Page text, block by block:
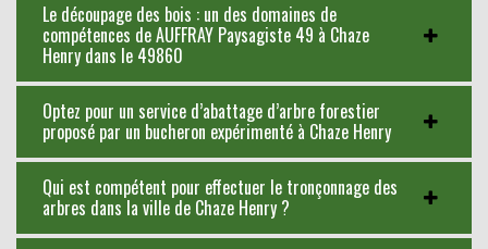
Le découpage des bois : un des domaines de
compétences de AUFFRAY Paysagiste 49 à Chaze
Henry dans le 49860
Optez pour un service d’abattage d’arbre forestier
proposé par un bucheron expérimenté à Chaze Henry
Qui est compétent pour effectuer le tronçonnage des
arbres dans la ville de Chaze Henry ?